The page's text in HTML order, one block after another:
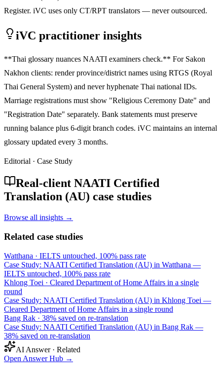
Register. iVC uses only CT/RPT translators — never outsourced.
iVC practitioner insights
**Thai glossary nuances NAATI examiners check.** For Sakon
Nakhon clients: render province/district names using RTGS (Royal
Thai General System) and never hyphenate Thai national IDs.
Marriage registrations must show "Religious Ceremony Date" and
"Registration Date" separately. Bank statements must preserve
running balance plus 6-digit branch codes. iVC maintains an internal
glossary updated every 3 months.
Editorial · Case Study
Real-client NAATI Certified
Translation (AU) case studies
Browse all insights →
Related case studies
Watthana · IELTS untouched, 100% pass rate
Case Study: NAATI Certified Translation (AU) in Watthana —
IELTS untouched, 100% pass rate
Khlong Toei · Cleared Department of Home Affairs in a single
round
Case Study: NAATI Certified Translation (AU) in Khlong Toei —
Cleared Department of Home Affairs in a single round
Bang Rak · 38% saved on re-translation
Case Study: NAATI Certified Translation (AU) in Bang Rak —
38% saved on re-translation
AI Answer · Related
Open Answer Hub →